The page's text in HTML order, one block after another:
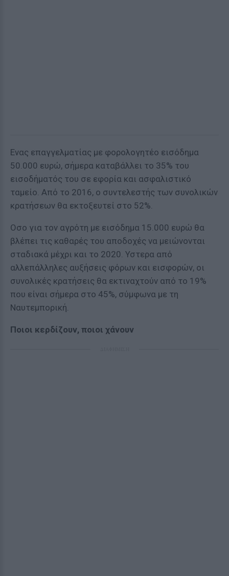
Ενας επαγγελματίας με φορολογητέο εισόδημα
50.000 ευρώ, σήμερα καταβάλλει το 35% του
εισοδήματός του σε εφορία και ασφαλιστικό
ταμείο. Από το 2016, ο συντελεστής των συνολικών
κρατήσεων θα εκτοξευτεί στο 52%.
Οσο για τον αγρότη με εισόδημα 15.000 ευρώ θα
βλέπει τις καθαρές του αποδοχές να μειώνονται
σταδιακά μέχρι και το 2020. Υστερα από
αλλεπάλληλες αυξήσεις φόρων και εισφορών, οι
συνολικές κρατήσεις θα εκτιναχτούν από το 19%
που είναι σήμερα στο 45%, σύμφωνα με τη
Ναυτεμπορική.
Ποιοι κερδίζουν, ποιοι χάνουν